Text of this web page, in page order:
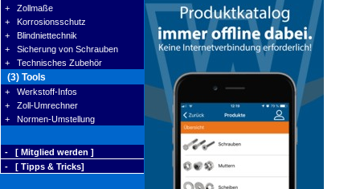
+ Zollmaße
+ Korrosionsschutz
+ Blindniettechnik
+ Sicherung von Schrauben
+ Technisches Zubehör
(3) Tools
+ Werkstoff-Infos
+ Zoll-Umrechner
+ Normen-Umstellung
- [ Mitglied werden ]
- [ Tipps & Tricks]